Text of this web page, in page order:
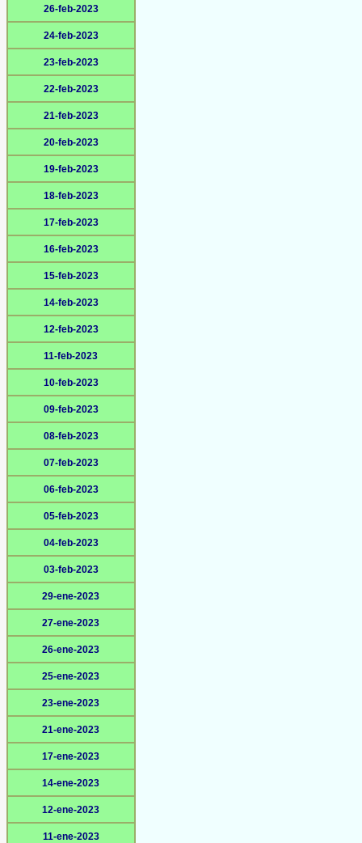
26-feb-2023
24-feb-2023
23-feb-2023
22-feb-2023
21-feb-2023
20-feb-2023
19-feb-2023
18-feb-2023
17-feb-2023
16-feb-2023
15-feb-2023
14-feb-2023
12-feb-2023
11-feb-2023
10-feb-2023
09-feb-2023
08-feb-2023
07-feb-2023
06-feb-2023
05-feb-2023
04-feb-2023
03-feb-2023
29-ene-2023
27-ene-2023
26-ene-2023
25-ene-2023
23-ene-2023
21-ene-2023
17-ene-2023
14-ene-2023
12-ene-2023
11-ene-2023